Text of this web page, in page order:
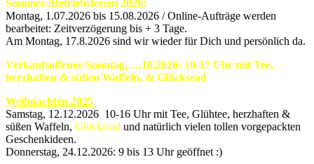
Sommer-/Betriebsferien 2026:
Montag, 1.07.2026 bis 15.08.2026 / Online-Aufträge werden
bearbeitet: Zeitverzögerung bis + 3 Tage.
Am Montag, 17.8.2026 sind wir wieder für Dich und persönlich da.
Verkaufsoffener Sonntag, …10.2026: 10-17 Uhr mit Tee,
herzhaften & süßen Waffeln, & Glücksrad
Weihnachten 2025
Samstag, 12.12.2026 10-16 Uhr mit Tee, Glühtee, herzhaften &
süßen Waffeln, Glücksrad und natürlich vielen tollen vorgepackten
Geschenkideen.
Donnerstag, 24.12.2026: 9 bis 13 Uhr geöffnet :)